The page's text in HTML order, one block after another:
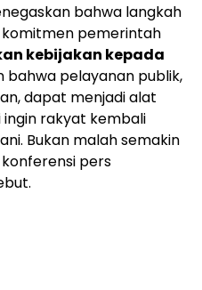
bahwa langkah
pemerintah
kebijakan kepada
bahwa pelayanan publik,
dapat menjadi alat
ingin rakyat kembali
Bukan malah semakin
pers